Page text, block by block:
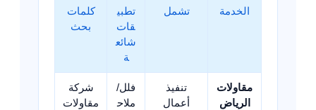
الخدمة تشمل
تطبي
قات
شائع
ة
كلمات
بحث
مقاولات
الرياض
تنفيذ
أعمال
فلل/
ملاح
شركة
مقاولات